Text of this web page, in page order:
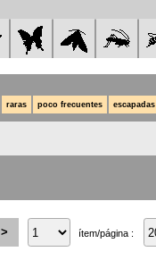
raras poco frecuentes escapadas
> ítem/página :